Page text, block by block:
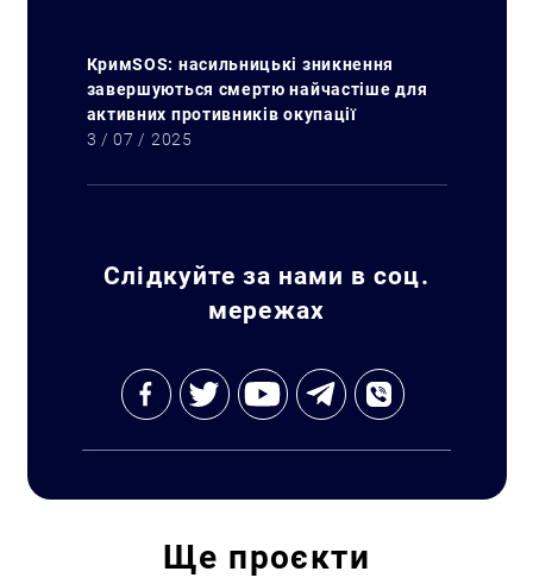
Пошук за запитом:
КримSOS: насильницькі зникнення
завершуються смертю найчастіше для
активних противників окупації
3 / 07 / 2025
Слідкуйте за нами в соц.
мережах
Ще проєкти